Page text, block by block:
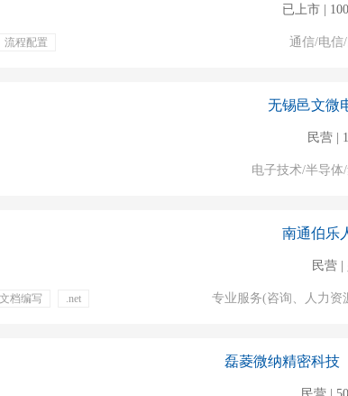
流程配置
已上市 |
通信/电信
无锡邑文微
民营 |
电子技术/半导体
文档编写
.net
南通伯乐
民营 |
专业服务(咨询、人力资
磊菱微纳精密科技